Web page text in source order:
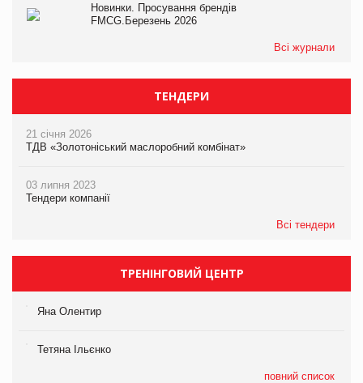
Новинки. Просування брендів
FMCG.Березень 2026
Всі журнали
ТЕНДЕРИ
21 січня 2026
ТДВ «Золотоніський маслоробний комбінат»
03 липня 2023
Тендери компанії
Всі тендери
ТРЕНІНГОВИЙ ЦЕНТР
Яна Олентир
Тетяна Ільєнко
повний список